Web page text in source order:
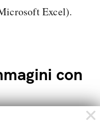
Excel).
con